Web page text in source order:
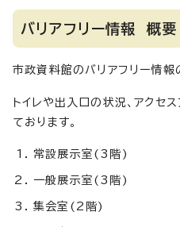
バリアフリー情報 概要
市政資料館のバリアフリー情報
トイレや出入口の状況、アクセ
ております。
常設展示室(3階)
一般展示室(3階)
集会室(2階)